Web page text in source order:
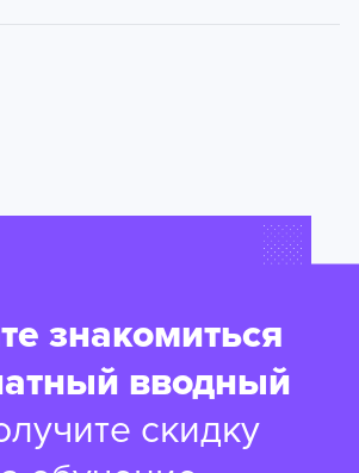
знакомиться
вводный
скидку